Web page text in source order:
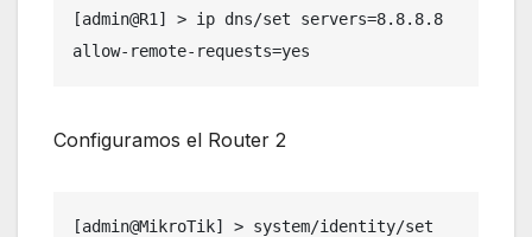
[admin@R1] > ip dns/set servers=8.8.8.8
allow-remote-requests=yes
Configuramos el Router 2
[admin@MikroTik] > system/identity/set